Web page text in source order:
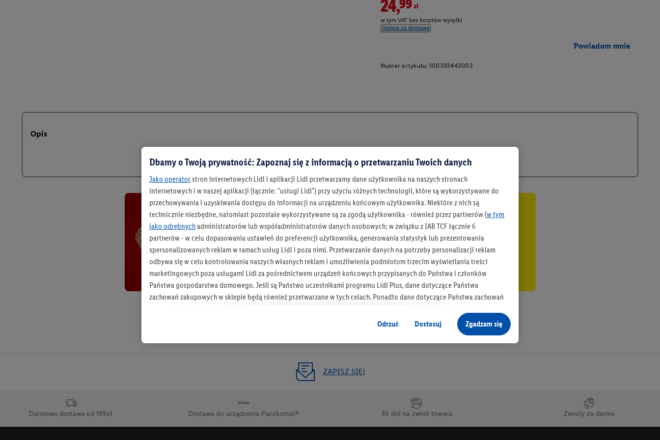
24,99zł
w tym VAT bez kosztów wysyłki
Opłata za dostawę
Powiadom mnie
Numer artykułu: 100393443003
Opis
Bądź na bieżąco
Otrzymuj newsletter Lidla
Zapisz się!
ZAPISZ SIĘ!
Darmowa dostawa od 199zł Dostawa do urządzenia Paczkomat® 30 dni na zwrot towaru Zwroty za darmo
Dbamy o Twoją prywatność: Zapoznaj się z informacją o przetwarzaniu Twoich danych
Jako operatorstron internetowych Lidl i aplikacji Lidl przetwarzamy dane użytkownika na naszych stronach
internetowych i w naszej aplikacji (łącznie: "usługi Lidl") przy użyciu różnych technologii, które są wykorzystywane do
przechowywania i uzyskiwania dostępu do informacji na urządzeniu końcowym użytkownika. Niektóre z nich są
technicznie niezbędne, natomiast pozostałe wykorzystywane są za zgodą użytkownika - również przez partnerów (w tym
jako odrębnychadministratorów lub współadministratorów danych osobowych; w związku z IAB TCF łącznie 6
partnerów - w celu dopasowania ustawień do preferencji użytkownika, generowania statystyk lub prezentowania
spersonalizowanych reklam w ramach usług Lidl i poza nimi. Przetwarzanie danych na potrzeby personalizacji reklam
odbywa się w celu kontrolowania naszych własnych reklam i umożliwienia podmiotom trzecim wyświetlania treści
marketingowych poza usługami Lidl za pośrednictwem urządzeń końcowych przypisanych do Państwa i członków
Państwa gospodarstwa domowego. Jeśli są Państwo uczestnikami programu Lidl Plus, dane dotyczące Państwa
zachowań zakupowych w sklepie będą również przetwarzane w tych celach. Ponadto dane dotyczące Państwa zachowań
jako niezależny administrator danych
Tworzenie spersonalizowanych reklam opiera się na generowaniu profili, które są również wzbogacane o dane z innych
informacji z konta klienta - np. wieku lub płci - a także dokładnych danych dotyczących lokalizacji), również przez różne
urządzenia końcowe i usługi Lidl, w tym przechowywanie lub uzyskiwanie dostępu do informacji na urządzeniach
przetwarzanie odbywa się również w celu pomiaru wydajności/skuteczności reklamy, badania grup docelowych,
opracowywania ofert oraz zapewnienia bezpieczeństwa technicznego i optymalizacji wyświetlania konkretnych treści.
Odrzuć Dostosuj Zgadzam się